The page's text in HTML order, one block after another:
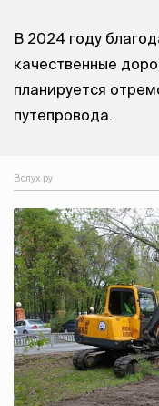
В 2024 году
качественные
планируется
путепровода.
Вслух.ру